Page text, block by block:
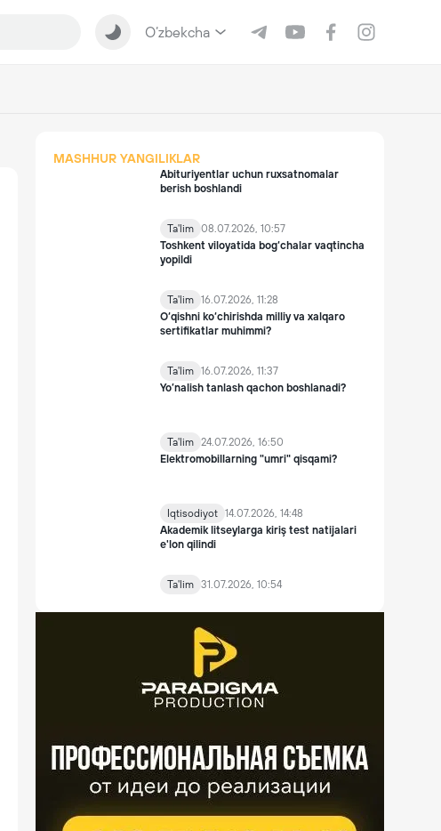
O‘zbekcha
MASHHUR YANGILIKLAR
Abituriyentlar uchun ruxsatnomalar
berish boshlandi
Ta'lim 08.07.2026, 10:57
Toshkent viloyatida bog‘chalar vaqtincha
yopildi
Ta'lim 16.07.2026, 11:28
O‘qishni ko‘chirishda milliy va xalqaro
sertifikatlar muhimmi?
Ta'lim 16.07.2026, 11:37
Yo’nalish tanlash qachon boshlanadi?
Ta'lim 24.07.2026, 16:50
Elektromobillarning "umri" qisqami?
Iqtisodiyot 14.07.2026, 14:48
Akademik litseylarga kiriş test natijalari
e'lon qilindi
Ta'lim 31.07.2026, 10:54